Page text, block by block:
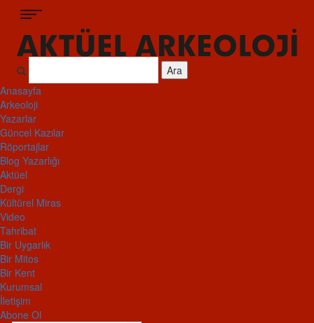
Ara
Anasayfa
Arkeoloji
Yazarlar
Güncel Kazılar
Röportajlar
Blog Yazarlığı
Aktüel
Dergi
Kültürel Miras
Video
Tahribat
Bir Uygarlık
Bir Mitos
Bir Kent
Kurumsal
İletişim
Abone Ol